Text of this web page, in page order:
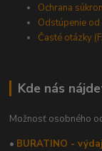
Ochrana
Odstúpenie
Časté otázky
Kde nás
Možnosť osobného
• BURATINO -